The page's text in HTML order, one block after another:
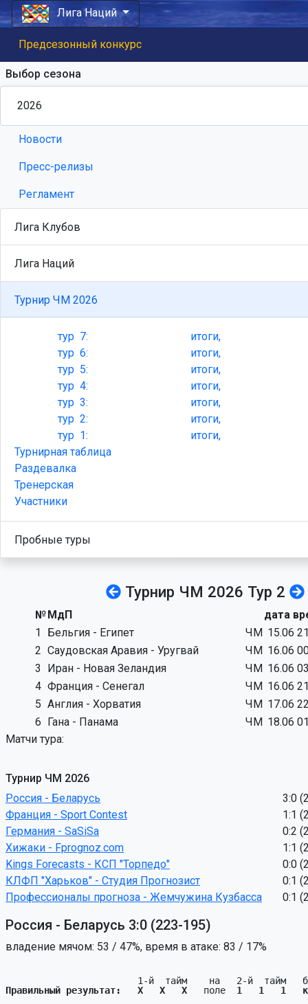
Лига Наций
Предсезонный конкурс
Выбор сезона
Новости
Пресс-релизы
Регламент
Лига Клубов
Лига Наций
Турнир ЧМ 2026
тур7:
итоги,
тур6:
итоги,
тур5:
итоги,
тур4:
итоги,
тур3:
итоги,
тур2:
итоги,
тур1:
итоги,
Турнирная таблица
Раздевалка
Тренерская
Участники
Пробные туры
Турнир ЧМ 2026 Тур 2
№МдП
дата
1
Бельгия - Египет ЧМ 15.06
2 Саудовская Аравия - Уругвай ЧМ 16.06
3
Иран - Новая Зеландия ЧМ 16.06
4 Франция - Сенегал ЧМ 16.06
5 Англия - Хорватия ЧМ 17.06
6 Гана - Панама ЧМ 18.06
Матчи тура:
Турнир ЧМ 2026
Россия - Беларусь
3:0
Франция - Sport Contest
1:1
Германия - SaSiSa
0:2
Хижаки - Fprognoz.com
1:1
Kings Forecasts - КСП "Торпедо"
0:0
КЛФП "Харьков" - Студия Прогнозист
0:1
Профессионалы прогноза - Жемчужина Кузбасса
0:1
Россия - Беларусь 3:0 (223-195)
владение мячом: 53 / 47%, время в атаке: 83 / 17%
Правильный результат:   X   X   X поле 1   1   1